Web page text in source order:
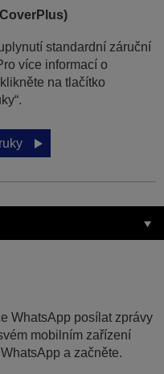
standardní záruční
více informací o
na tlačítko
WhatsApp posílat zprávy
mobilním zařízení
a začněte.